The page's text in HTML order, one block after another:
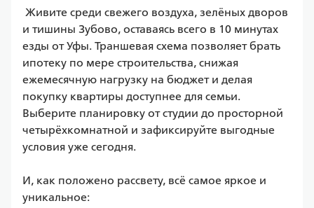
и тишины Зубово, оставаясь всего в 10 минутах
езды от Уфы. Траншевая схема позволяет брать
ипотеку по мере строительства, снижая
ежемесячную нагрузку на бюджет и делая
покупку квартиры доступнее для семьи.
Выберите планировку от студии до просторной
четырёхкомнатной и зафиксируйте выгодные
условия уже сегодня.
И, как положено рассвету, всё самое яркое и
уникальное: